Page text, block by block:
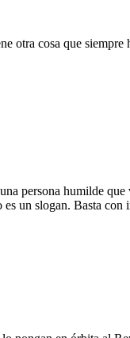
otra cosa que
persona humilde
es un slogan. Basta